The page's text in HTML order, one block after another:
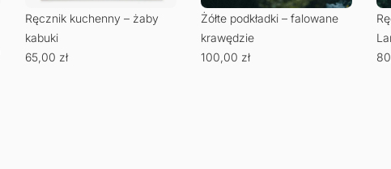
Ręcznik kuchenny – żaby
kabuki
65,00 zł
Żółte podkładki – falowane
krawędzie
100,00 zł